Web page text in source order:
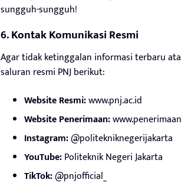
sungguh-sungguh!
6. Kontak Komunikasi Resmi
Agar tidak ketinggalan informasi terbaru
saluran resmi PNJ berikut:
Website Resmi:www.pnj.ac.id
Website Penerimaan:
Instagram:@politekniknegerijakarta
YouTube:Politeknik Negeri Jakarta
TikTok:@pnjofficial_